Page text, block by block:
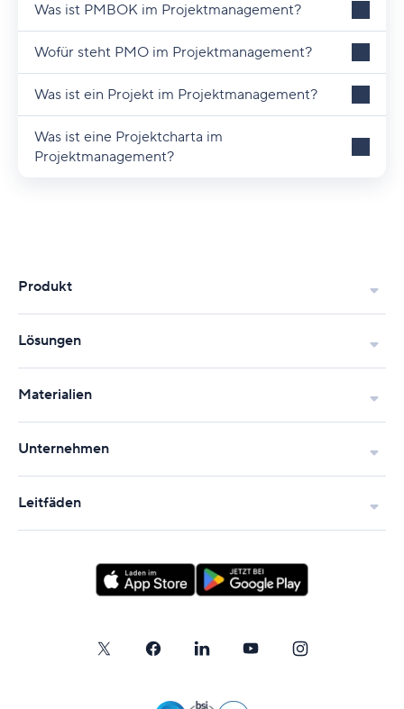
Was ist PMBOK im Projektmanagement?
Wofür steht PMO im Projektmanagement?
Was ist ein Projekt im Projektmanagement?
Was ist eine Projektcharta im
Projektmanagement?
Produkt
Lösungen
Materialien
Unternehmen
Leitfäden